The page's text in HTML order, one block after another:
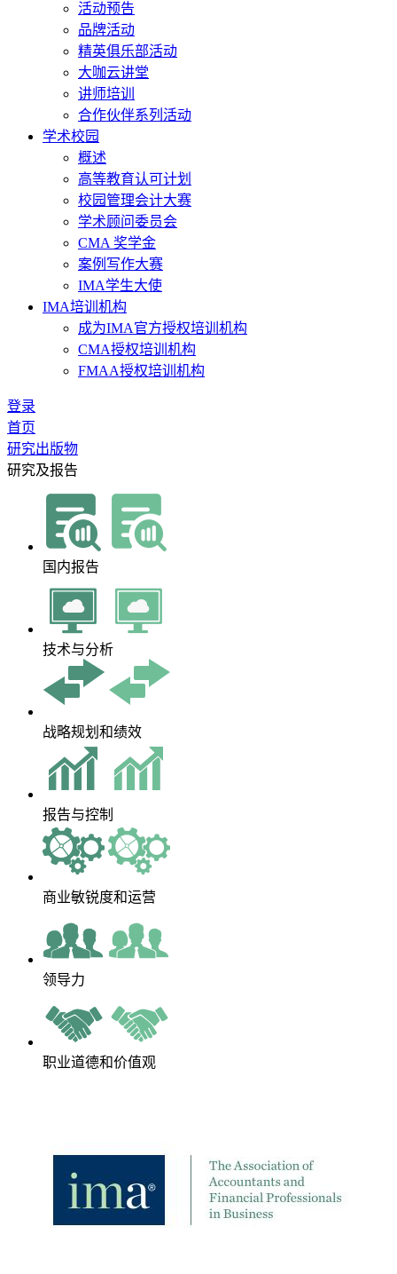
活动预告
品牌活动
精英俱乐部活动
大咖云讲堂
讲师培训
合作伙伴系列活动
学术校园
概述
高等教育认可计划
校园管理会计大赛
学术顾问委员会
CMA 奖学金
案例写作大赛
IMA学生大使
IMA培训机构
成为IMA官方授权培训机构
CMA授权培训机构
FMAA授权培训机构
登录
首页
研究出版物
研究及报告
国内报告
技术与分析
战略规划和绩效
报告与控制
商业敏锐度和运营
领导力
职业道德和价值观